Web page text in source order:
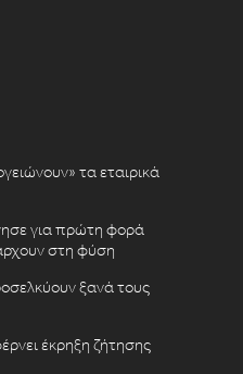
τα εταιρικά
για πρώτη φορά
στη φύση
ξανά τους
έκρηξη ζήτησης